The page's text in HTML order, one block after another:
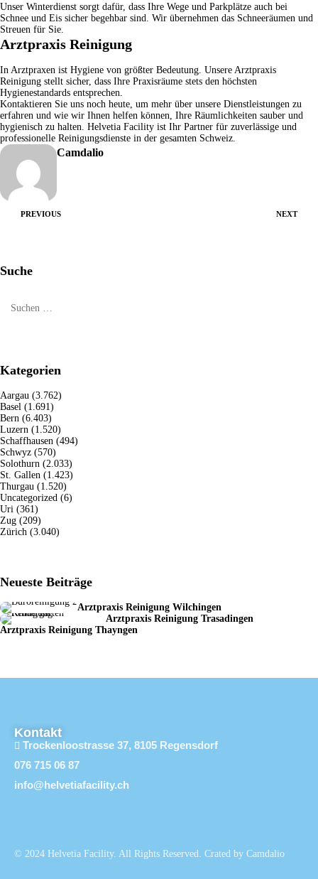
Unser Winterdienst sorgt dafür, dass Ihre Wege und Parkplätze auch bei
Schnee und Eis sicher begehbar sind. Wir übernehmen das Schneeräumen und
Streuen für Sie.
Arztpraxis Reinigung
In Arztpraxen ist Hygiene von größter Bedeutung. Unsere Arztpraxis
Reinigung stellt sicher, dass Ihre Praxisräume stets den höchsten
Hygienestandards entsprechen.
Kontaktieren Sie uns noch heute, um mehr über unsere Dienstleistungen zu
erfahren und wie wir Ihnen helfen können, Ihre Räumlichkeiten sauber und
hygienisch zu halten. Helvetia Facility ist Ihr Partner für zuverlässige und
professionelle Reinigungsdienste in der gesamten Schweiz.
Camdalio
PREVIOUS NEXT
Suche
Kategorien
Aargau (3.762)
Basel (1.691)
Bern (6.403)
Luzern (1.520)
Schaffhausen (494)
Schwyz (570)
Solothurn (2.033)
St. Gallen (1.423)
Thurgau (1.520)
Uncategorized (6)
Uri (361)
Zug (209)
Zürich (3.040)
Neueste Beiträge
Arztpraxis Reinigung Wilchingen
Arztpraxis Reinigung Trasadingen
Arztpraxis Reinigung Thayngen
Kontakt
Trockenloostrasse 37, 8105 Regensdorf
076 715 06 87
info@helvetiafacility.ch
© 2024 Helvetia Facility. All Rights Reserved. Crated by Camdalio